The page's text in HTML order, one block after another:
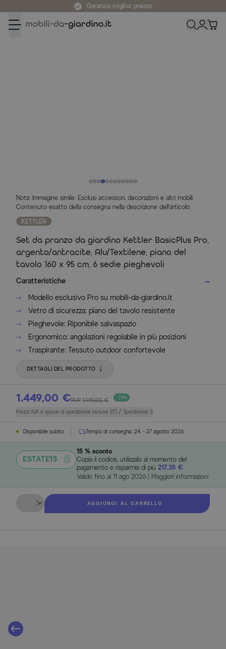
Garanzia miglior prezzo
Nota: Immagine simile. Esclusi accessori, decorazioni e altri mobili.
Contenuto esatto della consegna nella descrizione dell'articolo.
KETTLER
Set da pranzo da giardino Kettler BasicPlus Pro,
argento/antracite, Alu/Textilene, piano del
tavolo 160 x 95 cm, 6 sedie pieghevoli
Caratteristiche
Modello esclusivo Pro su mobili-da-giardino.it
Vetro di sicurezza: piano del tavolo resistente
Pieghevole: Riponibile salvaspazio
Ergonomico: angolazioni regolabile in più posizioni
Traspirante: Tessuto outdoor confortevole
DETTAGLI DEL PRODOTTO
1.449,00 €PVP 1.949,00 € - 26%
Prezzi IVA e spese di spedizione incluse (IT) / Spedizione S
Disponibile subito Tempo di consegna: 24. - 27 agosto 2026
ESTATE15
15 % sconto
Copia il codice, utilizzalo al momento del
pagamento e risparmia di più 217,35 €
Valido fino al 11 ago 2026| Maggiori informazioni
Quantità
AGGIUNGI AL CARRELLO